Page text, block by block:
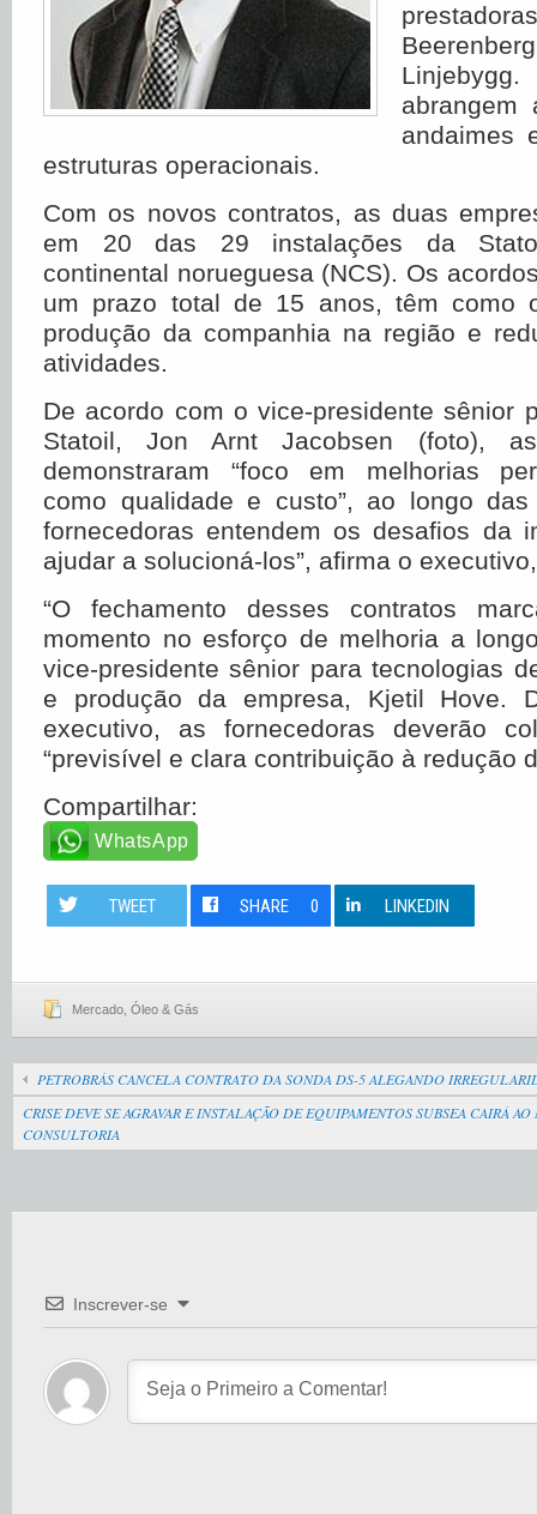
abrangem
andaimes
estruturas operacionais.
Com os novos contratos, as duas
em 20 das 29 instalações da
continental norueguesa (NCS). Os
um prazo total de 15 anos, têm como
produção da companhia na região e
atividades.
De acordo com o vice-presidente sênior
Statoil, Jon Arnt Jacobsen (foto),
demonstraram “foco em melhorias
como qualidade e custo”, ao longo das
fornecedoras entendem os desafios da
ajudar a solucioná-los”, afirma o
“O fechamento desses contratos
momento no esforço de melhoria a
vice-presidente sênior para tecnologias
e produção da empresa, Kjetil Hove.
executivo, as fornecedoras deverão
“previsível e clara contribuição à redução
Compartilhar:
WhatsApp
TWEET SHARE 0 LINKEDIN
Mercado Óleo & Gás
PETROBRÁS CANCELA CONTRATO DA SONDA DS-5 ALEGANDO
CRISE DEVE SE AGRAVAR E INSTALAÇÃO DE EQUIPAMENTOS SUBSEA CAIRÁ
CONSULTORIA
Inscrever-se